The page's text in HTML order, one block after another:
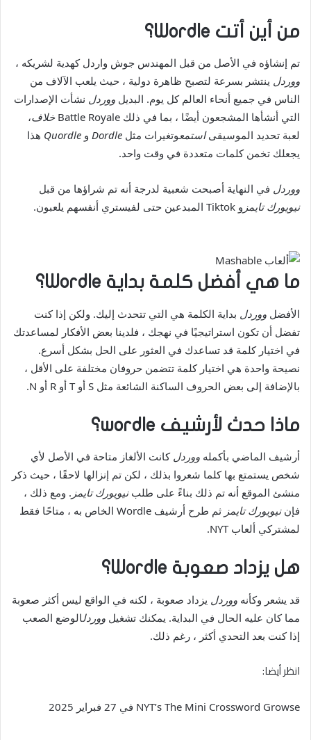
من أين أتت Wordle؟
تم إنشاؤه في الأصل من قبل المهندس جوش واردل كهدية لشريكه ،
ووردل ينتشر بسرعة لتصبح ظاهرة دولية ، حيث يلعب الآلاف من
الناس في جميع أنحاء العالم كل يوم. البديل ووردل نشأت الإصدارات
التي أنشأها المشجعون أيضًا ، بما في ذلك Battle Royale
خلاف،
لعبة تحديد الموسيقىاستمعوتغيرات مثل Dordle و Quordle هذا
يجعلك تخمن كلمات متعددة في وقت واحد.
ووردل في النهاية أصبحت شعبية لدرجة أنه تم شراؤها من قبل
نيويورك تايمز و Tiktok المبدعين حتى لفيستري أنفسهم يلعبون.
ما هي أفضل كلمة بداية Wordle؟
الأفضل ووردل بداية الكلمة هي التي تتحدث إليك. ولكن إذا كنت
تفضل أن تكون استراتيجيًا في نهجك ، فلدينا بعض الأفكار لمساعدتك
في اختيار كلمة قد تساعدك في العثور على الحل بشكل أسرع.
نصيحة واحدة هي اختيار كلمة تتضمن حروفان مختلفة على الأقل ،
بالإضافة إلى بعض الحروف الساكنة الشائعة مثل S أو T أو R أو N.
ماذا حدث لأرشيف wordle؟
أرشيف الماضي بأكمله ووردلكانت الألغاز متاحة في الأصل لأي
شخص يستمتع بها كلما شعروا بذلك ، لكن تم إنزالها لاحقًا ، حيث ذكر
منشئ الموقع أنه تم ذلك بناءً على طلبنيويورك تايمز . ومع ذلك ،
فإننيويورك تايمز
ثم طرح أرشيف Wordle الخاص به ، متاحًا فقط
لمشتركي ألعاب NYT.
هل يزداد صعوبة Wordle؟
قد يشعر وكأنه ووردل يزداد صعوبة ، لكنه في الواقع ليس أكثر صعوبة
مما كان عليه الحال في البداية. يمكنك تشغيل ووردلالوضع الصعب
إذا كنت بعد التحدي أكثر ، رغم ذلك.
انظر أيضا:
NYT’s The Mini Crossword Growse في 27 فبراير 2025